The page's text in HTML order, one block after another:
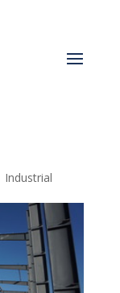
Industrial